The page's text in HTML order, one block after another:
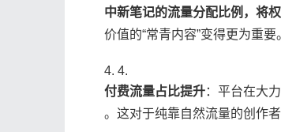
中新笔记的流量分配比例，将
价值的“常青内容”变得更为重要
4.
​付费流量占比提升​：平台在大
。这对于纯靠自然流量的创作